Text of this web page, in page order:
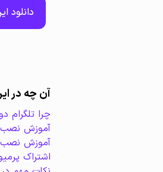
دانلود
آن چه در
چرا
آموزش نصب
آموزش نصب
اشتراک